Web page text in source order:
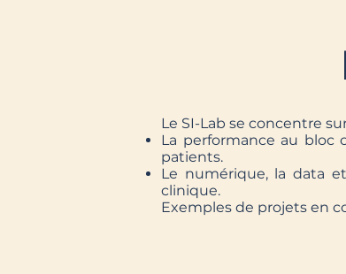
Le SI-Lab se concentre
La performance au bloc
patients.
Le numérique, la data
clinique.
Exemples de projets en